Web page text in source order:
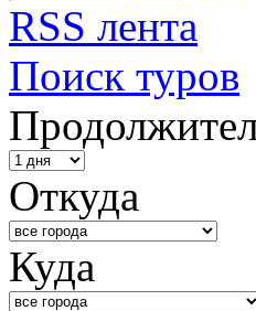
RSS лента
Поиск туров
Откуда
Куда